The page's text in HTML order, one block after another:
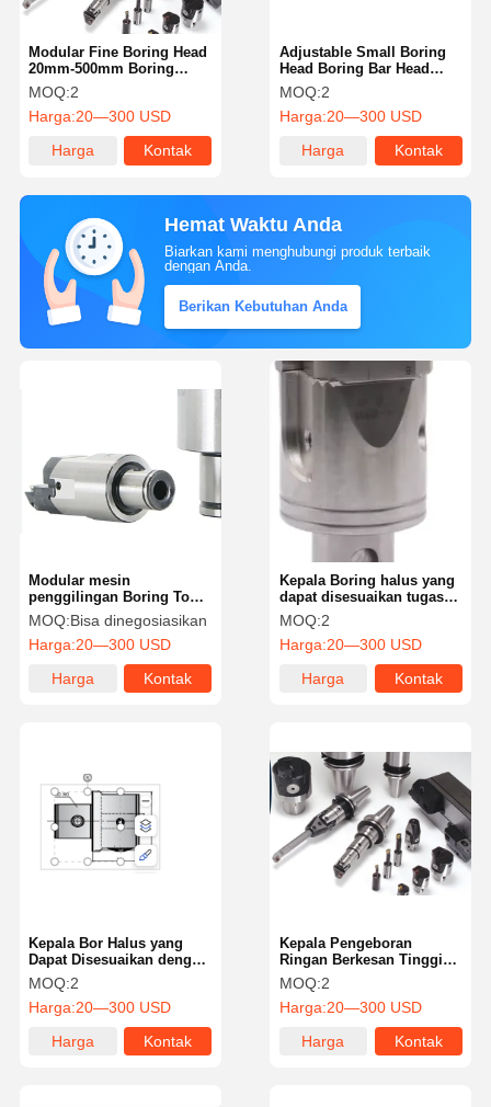
Modular Fine Boring Head
20mm-500mm Boring
Diameter Kekakuan Tinggi
MOQ:2
Harga:20—300 USD
Harga
Kontak
Adjustable Small Boring
Head Boring Bar Head
Serbaguna Dengan Desain
Modular
MOQ:2
Harga:20—300 USD
Harga
Kontak
Hemat Waktu Anda
Biarkan kami menghubungi produk terbaik
dengan Anda.
Berikan Kebutuhan Anda
Kepala Boring halus yang
dapat disesuaikan tugas
berat gabungan Non-
standar
MOQ:2
Harga:20—300 USD
Harga
Kontak
Modular mesin
penggilingan Boring Tool
Lathe Boring Kepala Untuk
Sekrup Pada gaya
pemasangan
MOQ:Bisa dinegosiasikan
Harga:20—300 USD
Harga
Kontak
Kepala Pengeboran
Ringan Berkesan Tinggi
Cocok untuk Mesin CNC
MOQ:2
Harga:20—300 USD
Harga
Kontak
Kepala Bor Halus yang
Dapat Disesuaikan dengan
Akurasi 0.001mm dengan
Pengulangan Tinggi
MOQ:2
Harga:20—300 USD
Harga
Kontak